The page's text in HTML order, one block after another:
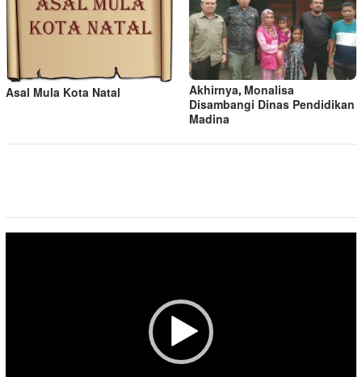
Asal Mula Kota Natal Akhirnya, Monalisa
Disambangi Dinas Pendidikan
Madina